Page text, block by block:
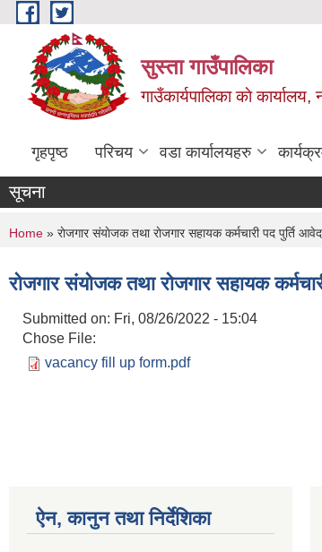
Skip to main content
सुस्ता गाउँपालिका
गाउँकार्यपालिका काे
गृहपृष्ठ परिचय वडा कार्यालयहरु
सूचना
You are here
Home » राेजगार संयाेजक तथा राेजगार सहायक कर्मचारी पद पुर्ति
राेजगार संयाेजक तथा राेजगार सहायक
Submitted on: Fri, 08/26/2022 - 15:04
Chose File:
vacancy fill up form.pdf
ऐन, कानुन तथा निर्देशिका